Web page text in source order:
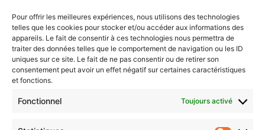
Pour offrir les meilleures expériences, nous utilisons des technologies
telles que les cookies pour stocker et/ou accéder aux informations des
appareils. Le fait de consentir à ces technologies nous permettra de
traiter des données telles que le comportement de navigation ou les ID
uniques sur ce site. Le fait de ne pas consentir ou de retirer son
consentement peut avoir un effet négatif sur certaines caractéristiques
et fonctions.
Fonctionnel Toujours activé
Newsletter gratuite
Choisissez : matin, soir ou hebdo ?